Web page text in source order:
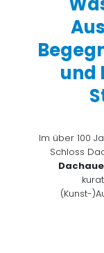
und
Im über 100
Schloss
(Kunst-